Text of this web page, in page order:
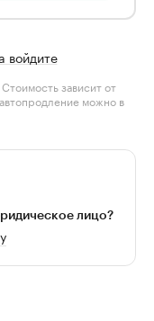
войдите
зависит от
можно в
лицо?